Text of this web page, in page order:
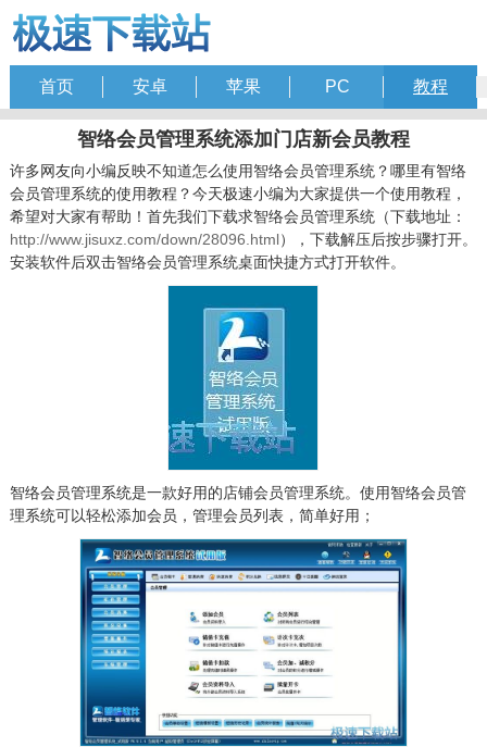
首页 安卓 苹果 PC 教程
智络会员管理系统添加门店新会员教程
许多网友向小编反映不知道怎么使用智络会员管理系统？哪里有智络
会员管理系统的使用教程？今天极速小编为大家提供一个使用教程，
希望对大家有帮助！首先我们下载求智络会员管理系统（下载地址：
http://www.jisuxz.com/down/28096.html），下载解压后按步骤打开。
安装软件后双击智络会员管理系统桌面快捷方式打开软件。
智络会员管理系统是一款好用的店铺会员管理系统。使用智络会员管
理系统可以轻松添加会员，管理会员列表，简单好用；